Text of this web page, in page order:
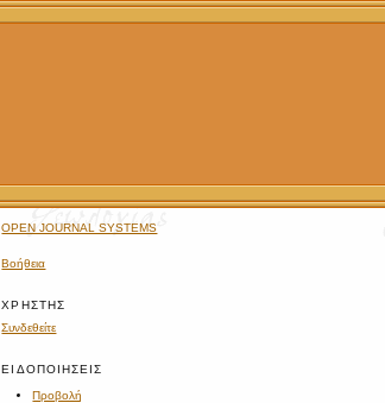
OPEN JOURNAL SYSTEMS
Βοήθεια
ΧΡΉΣΤΗΣ
Συνδεθείτε
ΕΙΔΟΠΟΙΉΣΕΙΣ
Προβολή